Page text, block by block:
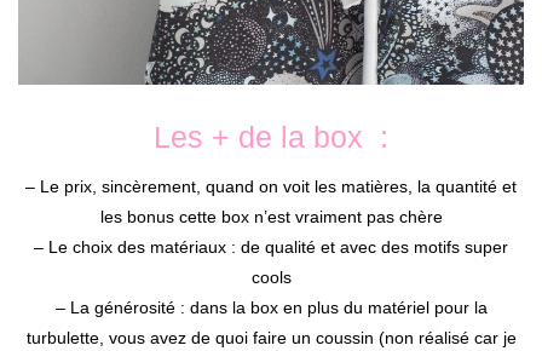
Les + de la box :
– Le prix, sincèrement, quand on voit les matières, la quantité et
les bonus cette box n’est vraiment pas chère
– Le choix des matériaux : de qualité et avec des motifs super
cools
– La générosité : dans la box en plus du matériel pour la
turbulette, vous avez de quoi faire un coussin (non réalisé car je